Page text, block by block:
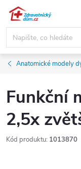
Přejít
obsah
Anatomické modely
Funkční
2,5x
Kód produktu: 1013870